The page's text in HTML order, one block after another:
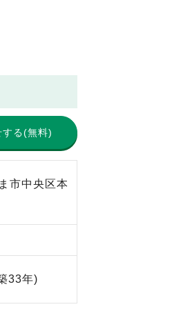
する(無料)
市中央区本
33年)